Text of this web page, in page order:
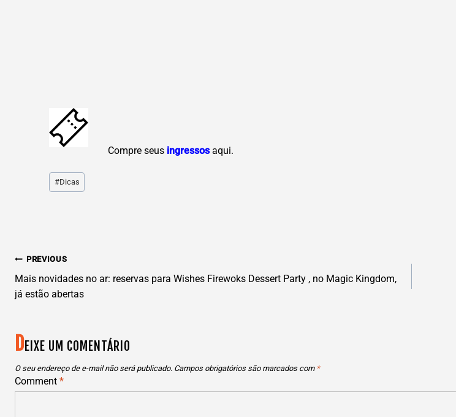
Compre seus ingressosaqui.
Post
Tags:
#Dicas
NAVEGAÇÃO
POST
PREVIOUS
Mais novidades no ar: reservas para Wishes Firewoks Dessert Party , no Magic Kingdom,
já estão abertas
DEIXE UM COMENTÁRIO
O seu endereço de e-mail não será publicado. Campos obrigatórios são marcados com *
Comment *